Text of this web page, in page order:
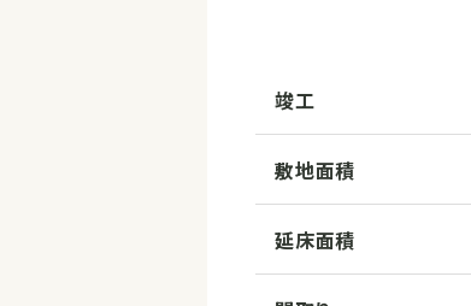
竣工
敷地面積
延床面積